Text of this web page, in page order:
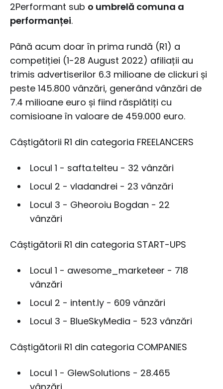
2Performant sub o umbrelă comuna a
performanței.
Până acum doar în prima rundă (R1) a
competiției (1-28 August 2022) afiliații au
trimis advertiserilor 6.3 milioane de clickuri și
peste 145.800 vânzări, generând vânzări de
7.4 milioane euro și fiind răsplătiți cu
comisioane în valoare de 459.000 euro.
Câștigătorii R1 din categoria FREELANCERS
Locul 1 - safta.telteu - 32 vânzări
Locul 2 - vladandrei - 23 vânzări
Locul 3 - Gheoroiu Bogdan - 22
vânzări
Câștigătorii R1 din categoria START-UPS
Locul 1 - awesome_marketeer - 718
vânzări
Locul 2 - intent.ly - 609 vânzări
Locul 3 - BlueSkyMedia - 523 vânzări
Câștigătorii R1 din categoria COMPANIES
Locul 1 - GlewSolutions - 28.465